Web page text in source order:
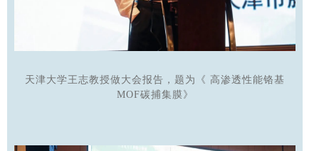
天津大学王志教授做大会报告，题为《 高渗透性能铬基
MOF碳捕集膜》